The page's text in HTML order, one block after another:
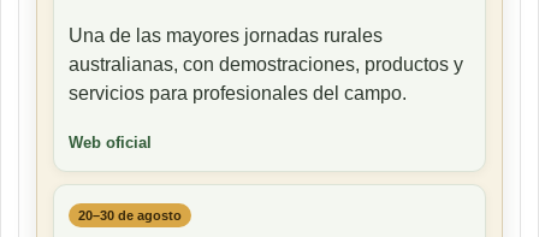
Una de las mayores jornadas rurales
australianas, con demostraciones, productos y
servicios para profesionales del campo.
Web oficial
20–30 de agosto